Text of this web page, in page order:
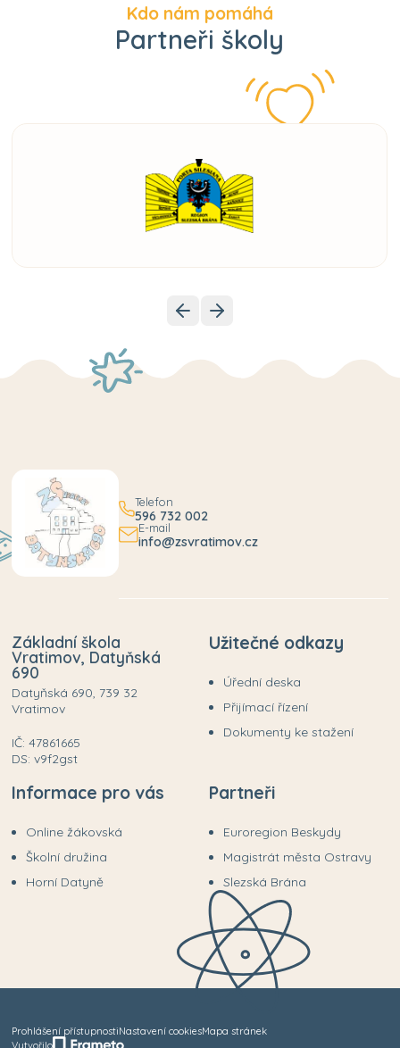
Kdo nám pomáhá
Partneři školy
Telefon
596 732 002
E-mail
info@zsvratimov.cz
Základní škola
Vratimov, Datyňská
690
Datyňská 690, 739 32
Vratimov
IČ: 47861665
DS: v9f2gst
Užitečné odkazy
Úřední deska
Přijímací řízení
Dokumenty ke stažení
Informace pro vás
Online žákovská
Školní družina
Horní Datyně
Partneři
Euroregion Beskydy
Magistrát města Ostravy
Slezská Brána
Prohlášení přístupnostiNastavení cookiesMapa stránek
Vytvořilo